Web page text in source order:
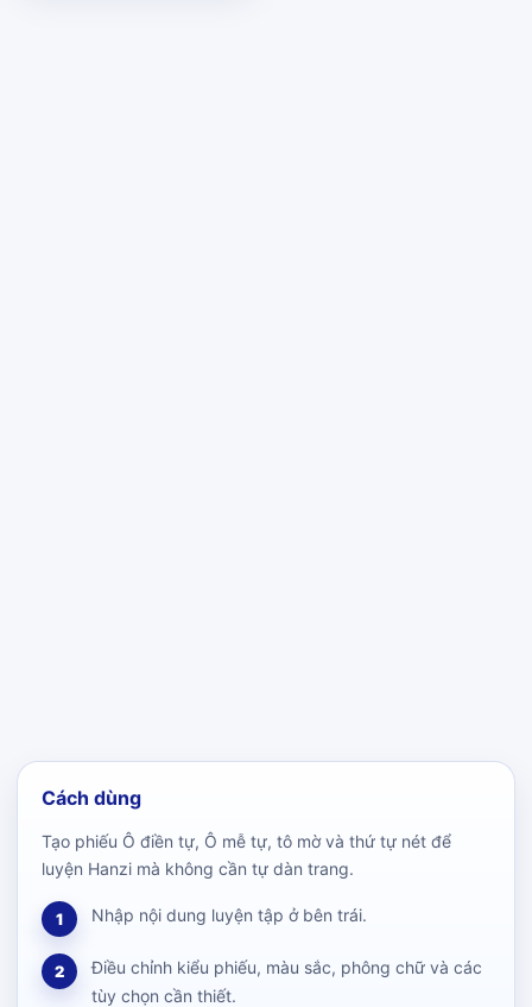
Cách dùng
Tạo phiếu Ô điền tự, Ô mễ tự, tô mờ và thứ tự nét để
luyện Hanzi mà không cần tự dàn trang.
1 Nhập nội dung luyện tập ở bên trái.
2
Điều chỉnh kiểu phiếu, màu sắc, phông chữ và các
tùy chọn cần thiết.